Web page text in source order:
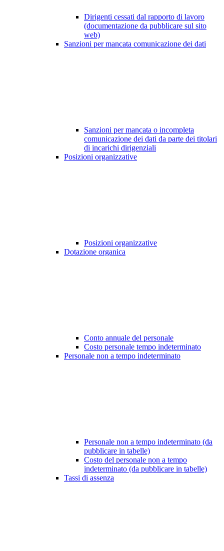
Dirigenti cessati dal rapporto di lavoro
(documentazione da pubblicare sul sito
web)
Sanzioni per mancata comunicazione dei dati
Sanzioni per mancata o incompleta
comunicazione dei dati da parte dei titolari
di incarichi dirigenziali
Posizioni organizzative
Posizioni organizzative
Dotazione organica
Conto annuale del personale
Costo personale tempo indeterminato
Personale non a tempo indeterminato
Personale non a tempo indeterminato (da
pubblicare in tabelle)
Costo del personale non a tempo
indeterminato (da pubblicare in tabelle)
Tassi di assenza